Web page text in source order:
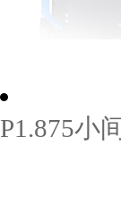
P1.875小